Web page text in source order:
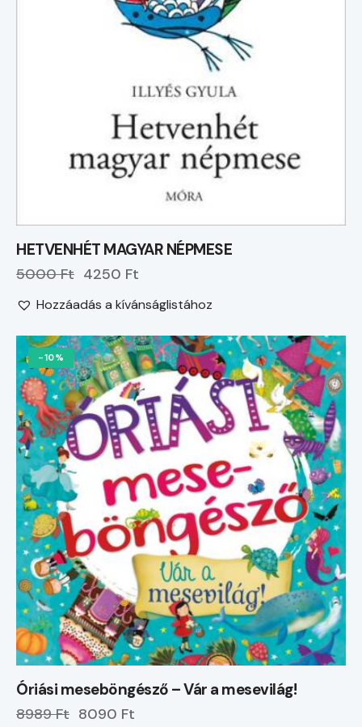
HETVENHÉT MAGYAR NÉPMESE
5000 Ft 4250 Ft
Hozzáadás a kívánságlistához
-10%
Óriási meseböngésző – Vár a mesevilág!
8989 Ft 8090 Ft